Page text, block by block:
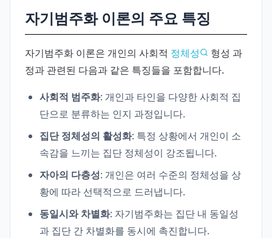
자기범주화 이론의 주요 특징
자기범주화 이론은 개인의 사회적 정체성
형성 과
정과 관련된 다음과 같은 특징들을 포함합니다.
사회적 범주화: 개인과 타인을 다양한 사회적 집
단으로 분류하는 인지 과정입니다.
집단 정체성의 활성화: 특정 상황에서 개인이 소
속감을 느끼는 집단 정체성이 강조됩니다.
자아의 다층성: 개인은 여러 수준의 정체성을 상
황에 따라 선택적으로 드러냅니다.
동일시와 차별화: 자기범주화는 집단 내 동일성
과 집단 간 차별화를 동시에 촉진합니다.